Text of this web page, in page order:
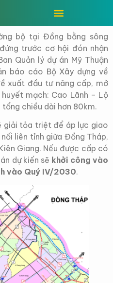
bộ tại Đồng bằng sông
trước cơ hội đón nhận
Quản lý dự án Mỹ Thuận
báo cáo Bộ Xây dựng về
xuất đầu tư nâng cấp, mở
mạch: Cao Lãnh – Lộ
chiều dài hơn 80km.
giải tỏa triệt để áp lực giao
liên tỉnh giữa Đồng Tháp,
Giang. Nếu được cấp có
dự kiến sẽ khởi công vào
vào Quý IV/2030.